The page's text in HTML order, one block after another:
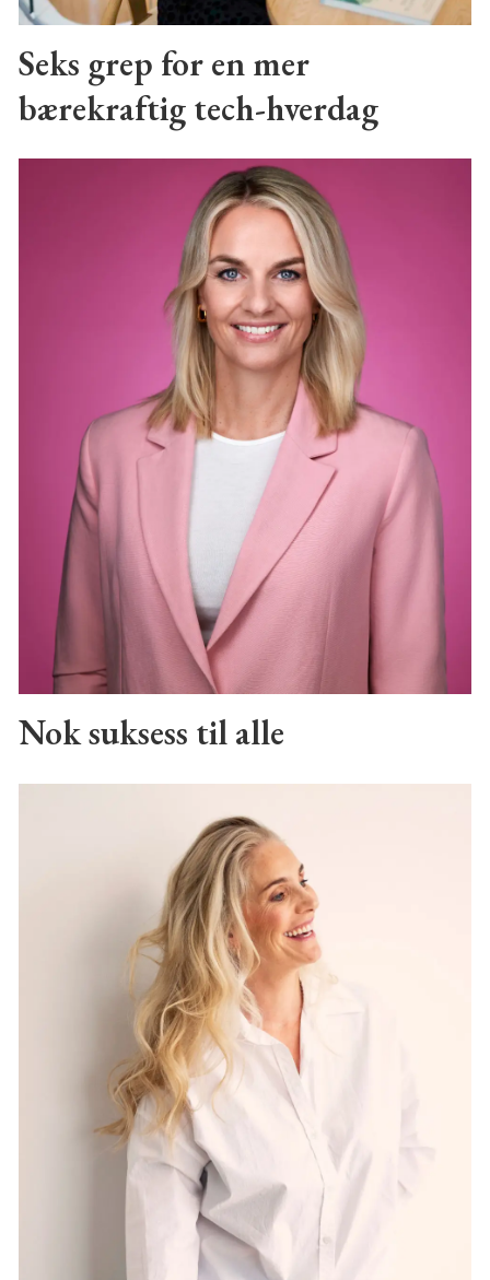
Seks grep for en mer
bærekraftig tech-hverdag
Nok suksess til alle